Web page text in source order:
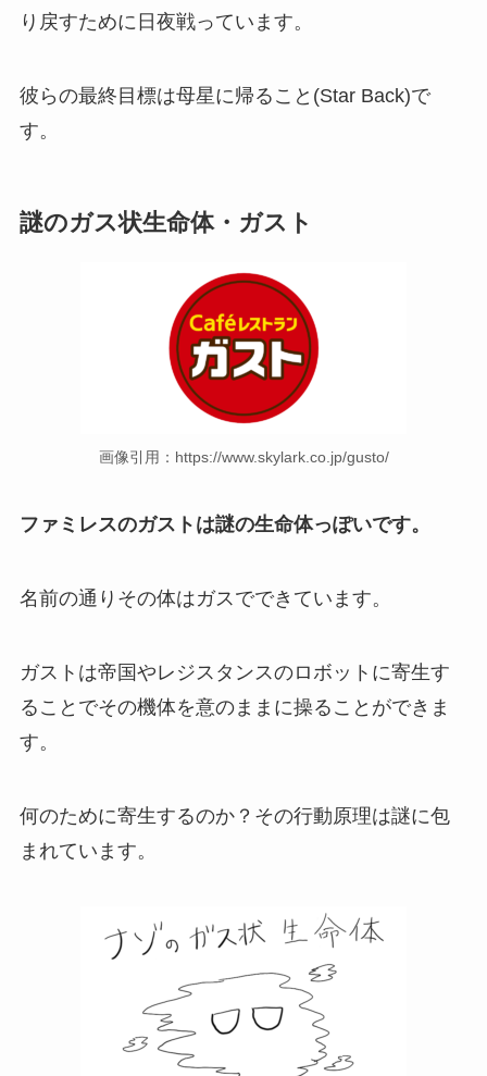
り戻すために日夜戦っています。
彼らの最終目標は母星に帰ること(Star Back)で
す。
謎のガス状生命体・ガスト
画像引用：https://www.skylark.co.jp/gusto/
ファミレスのガストは謎の生命体っぽいです。
名前の通りその体はガスでできています。
ガストは帝国やレジスタンスのロボットに寄生す
ることでその機体を意のままに操ることができま
す。
何のために寄生するのか？その行動原理は謎に包
まれています。